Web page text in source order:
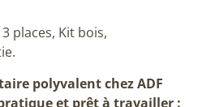
3 places, Kit bois,
polyvalent chez ADF
et prêt à travailler :